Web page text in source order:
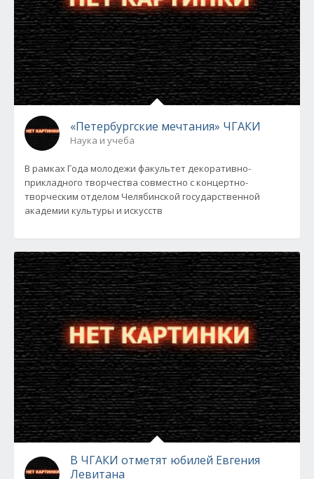
«Петербургские мечтания» ЧГАКИ
Наука и учеба
В рамках Года молодежи факультет декоративно-
прикладного творчества совместно с концертно-
творческим отделом Челябинской государственной
академии культуры и искусств
В ЧГАКИ отметят юбилей Евгения
Левитана